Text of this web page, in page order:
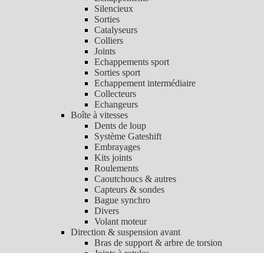
Silencieux
Sorties
Catalyseurs
Colliers
Joints
Echappements sport
Sorties sport
Echappement intermédiaire
Collecteurs
Echangeurs
Boîte à vitesses
Dents de loup
Système Gateshift
Embrayages
Kits joints
Roulements
Caoutchoucs & autres
Capteurs & sondes
Bague synchro
Divers
Volant moteur
Direction & suspension avant
Bras de support & arbre de torsion